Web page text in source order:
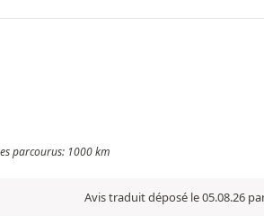
parcourus: 1000 km
Avis traduit déposé le 05.08.26